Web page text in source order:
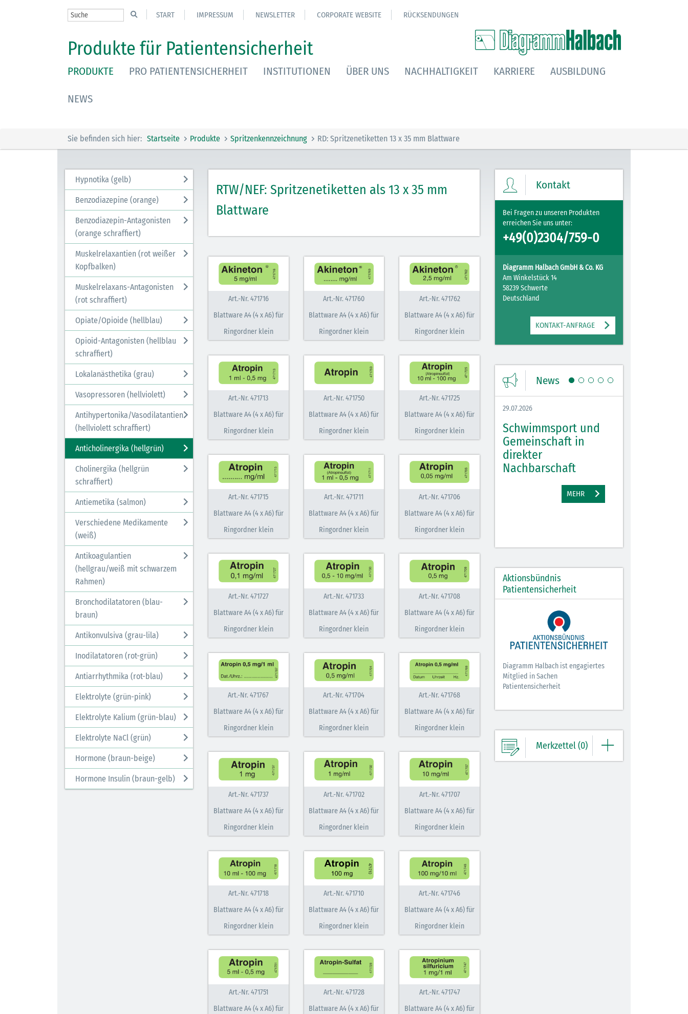
START IMPRESSUM NEWSLETTER CORPORATE WEBSITE RÜCKSENDUNGEN
Produkte für Patientensicherheit
PRODUKTE PRO PATIENTENSICHERHEIT INSTITUTIONEN ÜBER UNS NACHHALTIGKEIT KARRIERE AUSBILDUNG
NEWS
Sie befinden sich hier: Startseite Produkte Spritzenkennzeichnung RD: Spritzenetiketten 13 x 35 mm Blattware
Hypnotika (gelb)
Benzodiazepine (orange)
Benzodiazepin-Antagonisten
(orange schraffiert)
Muskelrelaxantien (rot weißer
Kopfbalken)
Muskelrelaxans-Antagonisten
(rot schraffiert)
Opiate/Opioide (hellblau)
Opioid-Antagonisten (hellblau
schraffiert)
Lokalanästhetika (grau)
Vasopressoren (hellviolett)
Antihypertonika/Vasodilatantien
(hellviolett schraffiert)
Anticholinergika (hellgrün)
Cholinergika (hellgrün
schraffiert)
Antiemetika (salmon)
Verschiedene Medikamente
(weiß)
Antikoagulantien
(hellgrau/weiß mit schwarzem
Rahmen)
Bronchodilatatoren (blau-
braun)
Antikonvulsiva (grau-lila)
Inodilatatoren (rot-grün)
Antiarrhythmika (rot-blau)
Elektrolyte (grün-pink)
Elektrolyte Kalium (grün-blau)
Elektrolyte NaCl (grün)
Hormone (braun-beige)
Hormone Insulin (braun-gelb)
RTW/NEF: Spritzenetiketten als 13 x 35 mm
Blattware
Art.-Nr. 471716
Blattware A4 (4 x A6) für
Ringordner klein
Art.-Nr. 471760
Blattware A4 (4 x A6) für
Ringordner klein
Art.-Nr. 471762
Blattware A4 (4 x A6) für
Ringordner klein
Art.-Nr. 471713
Blattware A4 (4 x A6) für
Ringordner klein
Art.-Nr. 471750
Blattware A4 (4 x A6) für
Ringordner klein
Art.-Nr. 471725
Blattware A4 (4 x A6) für
Ringordner klein
Art.-Nr. 471715
Blattware A4 (4 x A6) für
Ringordner klein
Art.-Nr. 471711
Blattware A4 (4 x A6) für
Ringordner klein
Art.-Nr. 471706
Blattware A4 (4 x A6) für
Ringordner klein
Art.-Nr. 471727
Blattware A4 (4 x A6) für
Ringordner klein
Art.-Nr. 471733
Blattware A4 (4 x A6) für
Ringordner klein
Art.-Nr. 471708
Blattware A4 (4 x A6) für
Ringordner klein
Art.-Nr. 471767
Blattware A4 (4 x A6) für
Ringordner klein
Art.-Nr. 471704
Blattware A4 (4 x A6) für
Ringordner klein
Art.-Nr. 471768
Blattware A4 (4 x A6) für
Ringordner klein
Art.-Nr. 471737
Blattware A4 (4 x A6) für
Ringordner klein
Art.-Nr. 471702
Blattware A4 (4 x A6) für
Ringordner klein
Art.-Nr. 471707
Blattware A4 (4 x A6) für
Ringordner klein
Art.-Nr. 471718
Blattware A4 (4 x A6) für
Ringordner klein
Art.-Nr. 471710
Blattware A4 (4 x A6) für
Ringordner klein
Art.-Nr. 471746
Blattware A4 (4 x A6) für
Ringordner klein
Art.-Nr. 471751
Blattware A4 (4 x A6) für
Art.-Nr. 471728
Blattware A4 (4 x A6) für
Art.-Nr. 471747
Blattware A4 (4 x A6) für
Kontakt
Bei Fragen zu unseren Produkten
erreichen Sie uns unter:
+49(0)2304/759-0
Diagramm Halbach GmbH & Co. KG
Am Winkelstück 14
58239 Schwerte
Deutschland
KONTAKT-ANFRAGE
News
Ein ganzes
Berufsleben bei
Diagramm Halbach
MEHR
29.07.2026
Schwimmsport und
Gemeinschaft in
direkter
Nachbarschaft
MEHR
Aktionsbündnis
Patientensicherheit
Diagramm Halbach ist engagiertes
Mitglied in Sachen
Patientensicherheit
Merkzettel (0)